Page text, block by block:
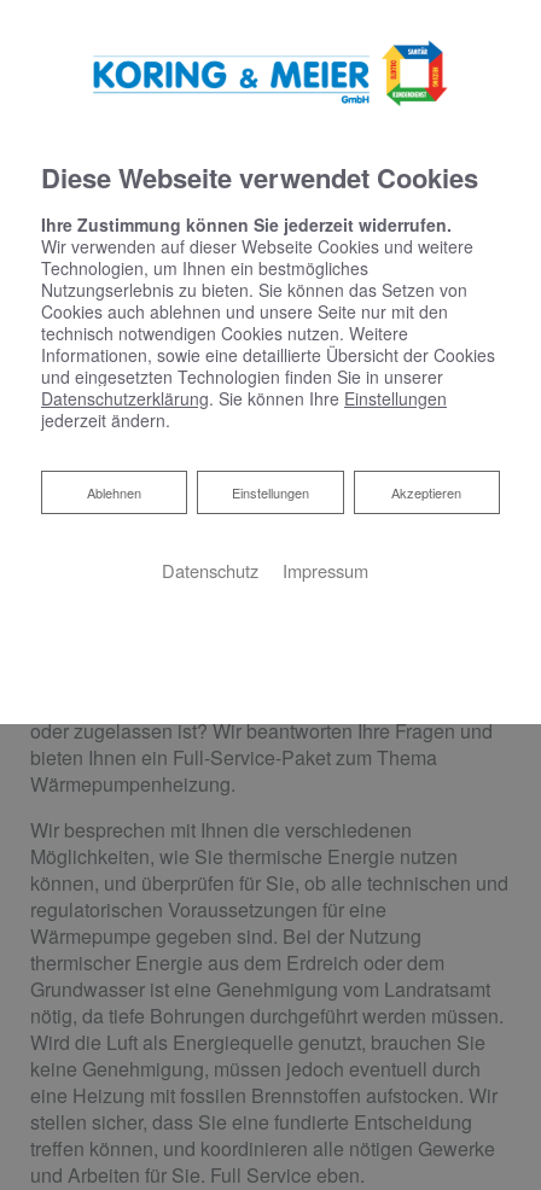
Heizen mit Wärmepumpe
Koring & Meier GmbH: Ihr Partner für
oder zugelassen ist? Wir beantworten Ihre Fragen und
bieten Ihnen ein Full-Service-Paket zum Thema
Wärmepumpenheizung.
Wir besprechen mit Ihnen die verschiedenen
Möglichkeiten, wie Sie thermische Energie nutzen
können, und überprüfen für Sie, ob alle technischen und
regulatorischen Voraussetzungen für eine
Wärmepumpe gegeben sind. Bei der Nutzung
thermischer Energie aus dem Erdreich oder dem
Grundwasser ist eine Genehmigung vom Landratsamt
nötig, da tiefe Bohrungen durchgeführt werden müssen.
Wird die Luft als Energiequelle genutzt, brauchen Sie
keine Genehmigung, müssen jedoch eventuell durch
eine Heizung mit fossilen Brennstoffen aufstocken. Wir
stellen sicher, dass Sie eine fundierte Entscheidung
treffen können, und koordinieren alle nötigen Gewerke
und Arbeiten für Sie. Full Service eben.
Diese Webseite verwendet Cookies
Ihre Zustimmung können Sie jederzeit widerrufen.
Wir verwenden auf dieser Webseite Cookies und weitere
Technologien, um Ihnen ein bestmögliches
Nutzungserlebnis zu bieten. Sie können das Setzen von
Cookies auch ablehnen und unsere Seite nur mit den
technisch notwendigen Cookies nutzen. Weitere
Informationen, sowie eine detaillierte Übersicht der Cookies
und eingesetzten Technologien finden Sie in unserer
Datenschutzerklärung. Sie können Ihre Einstellungen
jederzeit ändern.
Akzeptieren
Einstellungen
Ablehnen
Ablehnen
Datenschutz Impressum